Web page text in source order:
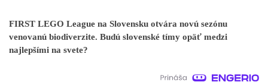
FIRST LEGO League na Slovensku otvára novú sezónu
venovanú biodiverzite. Budú slovenské tímy opäť medzi
najlepšími na svete?